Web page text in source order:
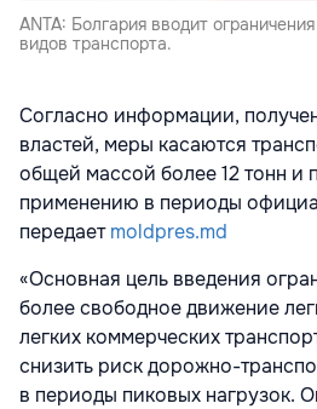
ANTA: Болгария вводит
видов транспорта.
Согласно информации,
властей, меры касаются
общей массой более 12 тонн и
применению в периоды
передаетmoldpres.md
«Основная цель введения
более свободное движение
легких коммерческих
снизить риск дорожно-
в периоды пиковых нагрузок.